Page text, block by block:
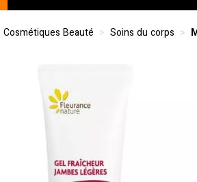
Cosmétiques Beauté Soins du corps